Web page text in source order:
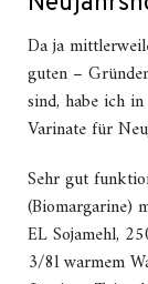
Da ja
guten –
sind, habe ich
Varinate für
Sehr gut
(Biomargarine)
EL Sojamehl,
3/8l warmem